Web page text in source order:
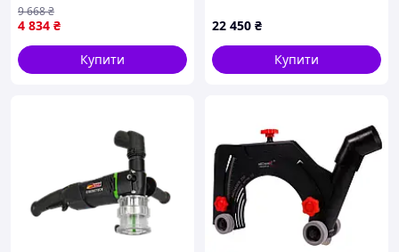
борозноділи, Штроборіз
для газобетону, XMU
4 834 ₴
9 668₴
Купити
22 450 ₴
Купити